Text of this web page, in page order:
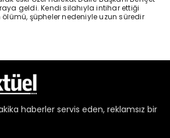
haberlerservis eden, reklamsız bir